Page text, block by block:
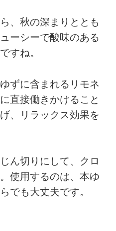
、秋の深まりととも
ーシーで酸味のある
すね。
ずに含まれるリモネ
直接働きかけること
、リラックス効果を
ん切りにして、クロ
使用するのは、本ゆ
でも大丈夫です。